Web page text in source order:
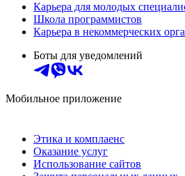
Карьера для молодых
Школа программистов
Карьера в некоммерческих
Боты для уведомлений
Мобильное приложение
Этика и комплаенс
Оказание услуг
Использование сайтов